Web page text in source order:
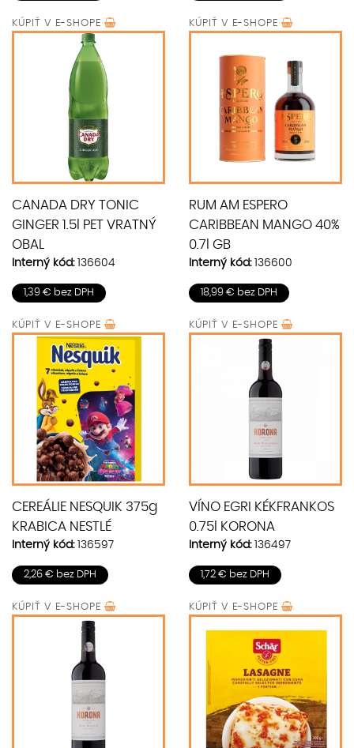
KÚPIŤ V E-SHOPE KÚPIŤ V E-SHOPE
CANADA DRY TONIC
GINGER 1.5l PET VRATNÝ
OBAL
Interný kód:136604
1,39 € bez DPH
KÚPIŤ V E-SHOPE
RUM AM ESPERO
CARIBBEAN MANGO 40%
0.7l GB
Interný kód:136600
18,99 € bez DPH
KÚPIŤ V E-SHOPE
CEREÁLIE NESQUIK 375g
KRABICA NESTLÉ
Interný kód:136597
2,26 € bez DPH
KÚPIŤ V E-SHOPE
VÍNO EGRI KÉKFRANKOS
0.75l KORONA
Interný kód:136497
1,72 € bez DPH
KÚPIŤ V E-SHOPE